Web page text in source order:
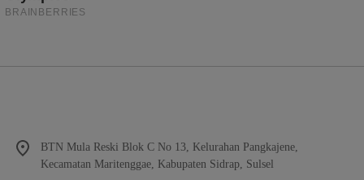
BTN Mula Reski Blok C No 13, Kelurahan Pangkajene,
Kecamatan Maritenggae, Kabupaten Sidrap, Sulsel